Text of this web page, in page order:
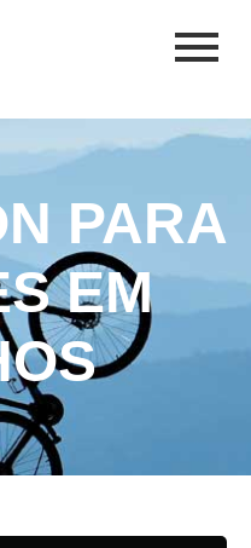
PARA
EM